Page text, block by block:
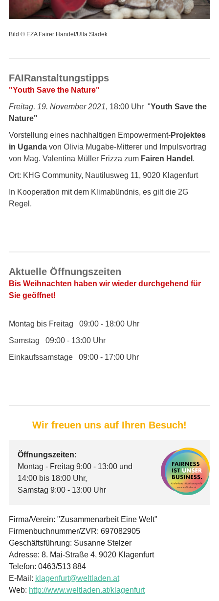
Bild © EZA Fairer Handel/Ulla Sladek
FAIRanstaltungstipps
"Youth Save the Nature"
Freitag, 19. November 2021, 18:00 Uhr "Youth Save the
Nature"
Vorstellung eines nachhaltigen Empowerment-Projektes
in Uganda von Olivia Mugabe-Mitterer und Impulsvortrag
von Mag. Valentina Müller Frizza zum Fairen Handel .
Ort: KHG Community, Nautilusweg 11, 9020 Klagenfurt
In Kooperation mit dem Klimabündnis, es gilt die 2G
Regel.
Aktuelle Öffnungszeiten
Bis Weihnachten haben wir wieder durchgehend für
Sie geöffnet!
Montag bis Freitag 09:00 - 18:00 Uhr
Samstag 09:00 - 13:00 Uhr
Einkaufssamstage 09:00 - 17:00 Uhr
Wir freuen uns auf Ihren Besuch!
Öffnungszeiten:
Montag - Freitag 9:00 - 13:00 und
14:00 bis 18:00 Uhr,
Samstag 9:00 - 13:00 Uhr
Firma/Verein: "Zusammenarbeit Eine Welt"
Firmenbuchnummer/ZVR: 697082905
Geschäftsführung: Susanne Stelzer
Adresse: 8. Mai-Straße 4, 9020 Klagenfurt
Telefon: 0463/513 884
E-Mail: klagenfurt@weltladen.at
Web: http://www.weltladen.at/klagenfurt